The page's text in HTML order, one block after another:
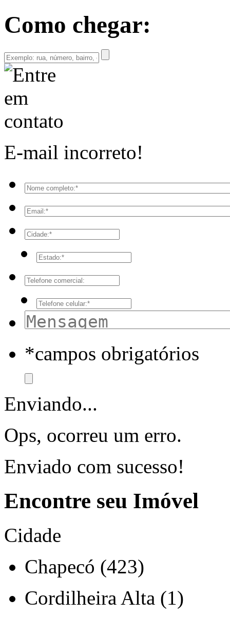
Como chegar:
E-mail incorreto!
*campos obrigatórios
Enviando...
Ops, ocorreu um erro.
Enviado com sucesso!
Encontre seu Imóvel
Cidade
Chapecó (423)
Cordilheira Alta (1)